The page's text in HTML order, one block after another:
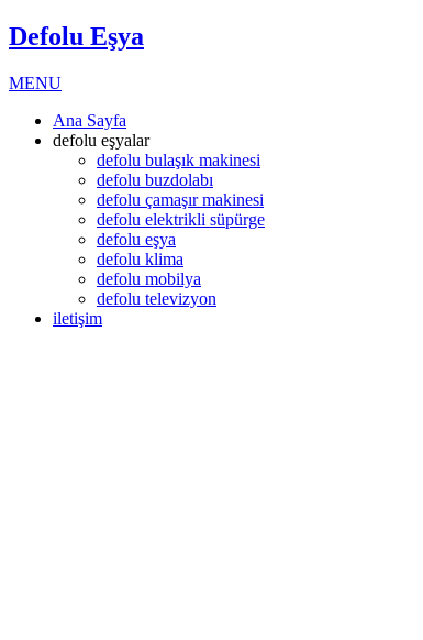
Defolu Eşya
MENU
Ana Sayfa
defolu eşyalar
defolu bulaşık makinesi
defolu buzdolabı
defolu çamaşır makinesi
defolu elektrikli süpürge
defolu eşya
defolu klima
defolu mobilya
defolu televizyon
iletişim